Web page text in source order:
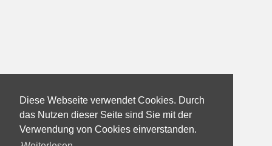
Diese Webseite verwendet Cookies. Durch
das Nutzen dieser Seite sind Sie mit der
Verwendung von Cookies einverstanden.